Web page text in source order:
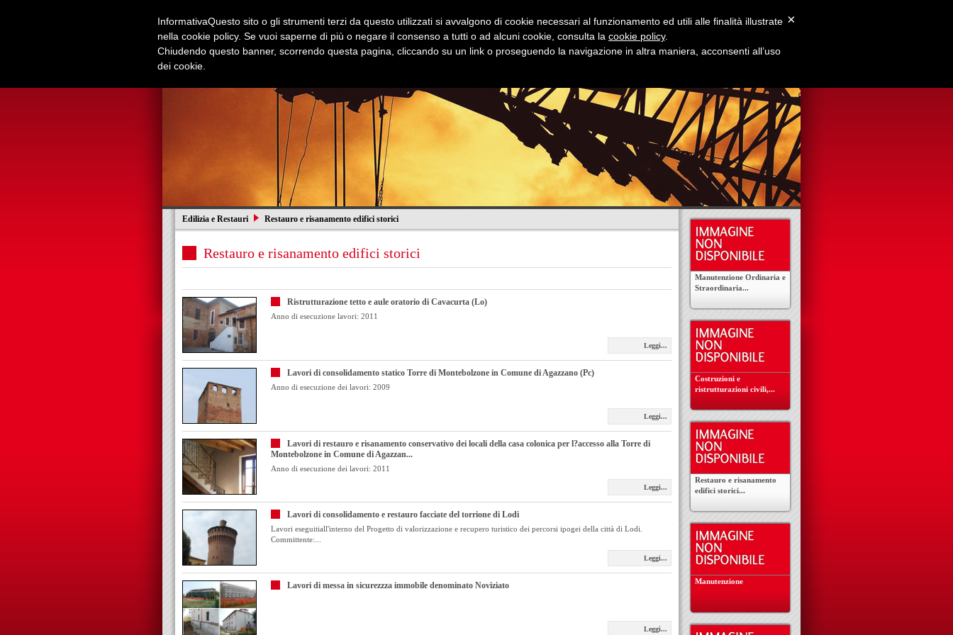
Edilizia e Restauri Restauro e risanamento edifici storici
Restauro e risanamento edifici storici
Ristrutturazione tetto e aule oratorio di Cavacurta (Lo)
Anno di esecuzione lavori: 2011
Leggi...
Lavori di consolidamento statico Torre di Montebolzone in Comune di Agazzano (Pc)
Anno di esecuzione dei lavori: 2009
Leggi...
Lavori di restauro e risanamento conservativo dei locali della casa colonica per l?accesso alla Torre di
Montebolzone in Comune di Agazzan...
Anno di esecuzione dei lavori: 2011
Leggi...
Lavori di consolidamento e restauro facciate del torrione di Lodi
Lavori eseguitiall'interno del Progetto di valorizzazione e recupero turistico dei percorsi ipogei della città di Lodi.
Committente:...
Leggi...
Lavori di messa in sicurezzza immobile denominato Noviziato
Leggi...
Manutenzione Ordinaria e
Straordinaria...
Costruzioni e
ristrutturazioni civili,...
Restauro e risanamento
edifici storici...
Manutenzione
×
InformativaQuesto sito o gli strumenti terzi da questo utilizzati si avvalgono di cookie necessari al funzionamento ed utili alle finalità illustrate
nella cookie policy. Se vuoi saperne di più o negare il consenso a tutti o ad alcuni cookie, consulta la cookie policy.
Chiudendo questo banner, scorrendo questa pagina, cliccando su un link o proseguendo la navigazione in altra maniera, acconsenti all’uso
dei cookie.